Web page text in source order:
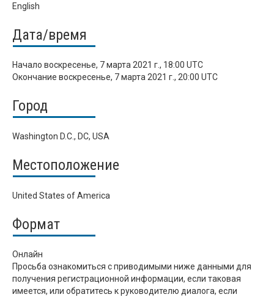
English
Дата/время
Начало воскресенье, 7 марта 2021 г., 18:00 UTC
Окончание воскресенье, 7 марта 2021 г., 20:00 UTC
Город
Washington D.C., DC, USA
Местоположение
United States of America
Формат
Онлайн
Просьба ознакомиться с приводимыми ниже данными для
получения регистрационной информации, если таковая
имеется, или обратитесь к руководителю диалога, если